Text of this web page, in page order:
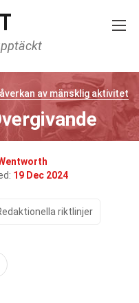
av mänsklig aktivitet
19 Dec 2024
riktlinjer